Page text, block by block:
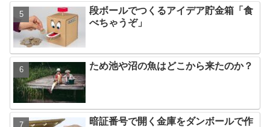
段ボールでつくるアイデア貯金箱「食
べちゃうぞ」
ため池や沼の魚はどこから来たのか？
暗証番号で開く金庫をダンボールで作